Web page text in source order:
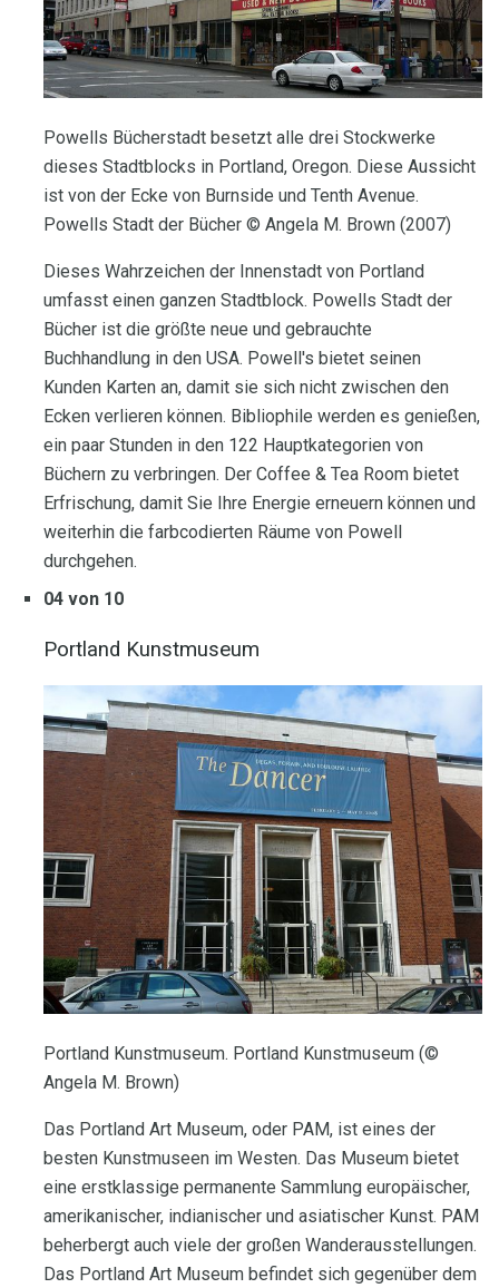
Powells Bücherstadt besetzt alle drei Stockwerke
dieses Stadtblocks in Portland, Oregon. Diese Aussicht
ist von der Ecke von Burnside und Tenth Avenue.
Powells Stadt der Bücher © Angela M. Brown (2007)
Dieses Wahrzeichen der Innenstadt von Portland
umfasst einen ganzen Stadtblock. Powells Stadt der
Bücher ist die größte neue und gebrauchte
Buchhandlung in den USA. Powell's bietet seinen
Kunden Karten an, damit sie sich nicht zwischen den
Ecken verlieren können. Bibliophile werden es genießen,
ein paar Stunden in den 122 Hauptkategorien von
Büchern zu verbringen. Der Coffee & Tea Room bietet
Erfrischung, damit Sie Ihre Energie erneuern können und
weiterhin die farbcodierten Räume von Powell
durchgehen.
04 von 10
Portland Kunstmuseum
Portland Kunstmuseum. Portland Kunstmuseum (©
Angela M. Brown)
Das Portland Art Museum, oder PAM, ist eines der
besten Kunstmuseen im Westen. Das Museum bietet
eine erstklassige permanente Sammlung europäischer,
amerikanischer, indianischer und asiatischer Kunst. PAM
beherbergt auch viele der großen Wanderausstellungen.
Das Portland Art Museum befindet sich gegenüber dem